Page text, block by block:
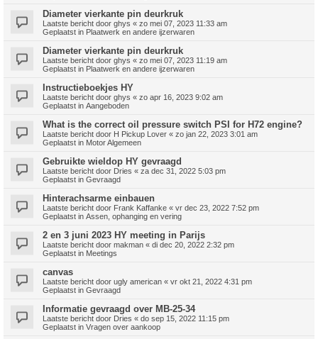
Diameter vierkante pin deurkruk
Laatste bericht door ghys « zo mei 07, 2023 11:33 am
Geplaatst in Plaatwerk en andere ijzerwaren
Diameter vierkante pin deurkruk
Laatste bericht door ghys « zo mei 07, 2023 11:19 am
Geplaatst in Plaatwerk en andere ijzerwaren
Instructieboekjes HY
Laatste bericht door ghys « zo apr 16, 2023 9:02 am
Geplaatst in Aangeboden
What is the correct oil pressure switch PSI for H72 engine?
Laatste bericht door H Pickup Lover « zo jan 22, 2023 3:01 am
Geplaatst in Motor Algemeen
Gebruikte wieldop HY gevraagd
Laatste bericht door Dries « za dec 31, 2022 5:03 pm
Geplaatst in Gevraagd
Hinterachsarme einbauen
Laatste bericht door Frank Kaffanke « vr dec 23, 2022 7:52 pm
Geplaatst in Assen, ophanging en vering
2 en 3 juni 2023 HY meeting in Parijs
Laatste bericht door makman « di dec 20, 2022 2:32 pm
Geplaatst in Meetings
canvas
Laatste bericht door ugly american « vr okt 21, 2022 4:31 pm
Geplaatst in Gevraagd
Informatie gevraagd over MB-25-34
Laatste bericht door Dries « do sep 15, 2022 11:15 pm
Geplaatst in Vragen over aankoop